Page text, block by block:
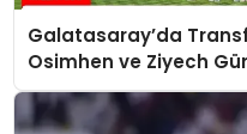
Galatasaray’da
Osimhen ve Ziyech